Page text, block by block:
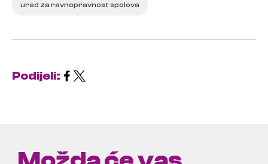
ured za ravnopravnost spolova
Podijeli: